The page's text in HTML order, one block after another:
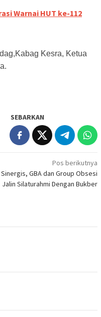
Warnai HUT ke-112
Kesra, Ketua
SEBARKAN
Pos berikutnya
Sinergis, GBA dan Group Obsesi
Jalin Silaturahmi Dengan Bukber